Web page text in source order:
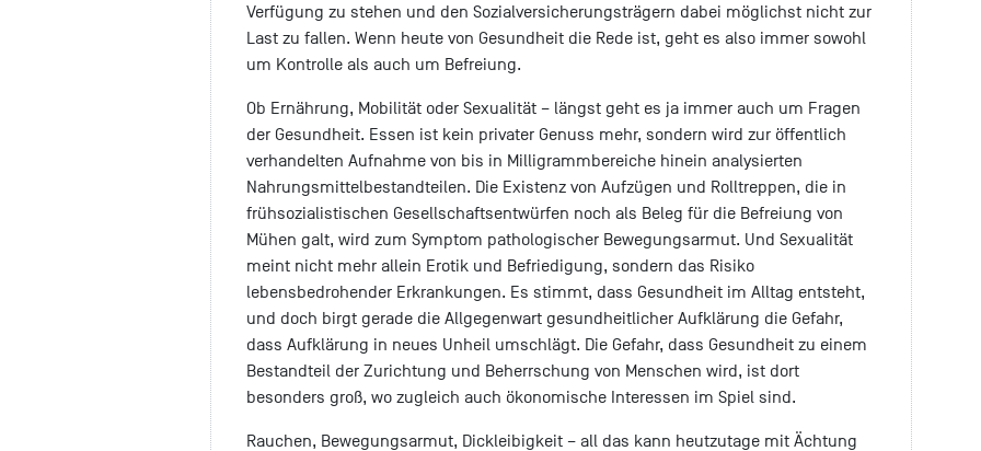
Verfügung zu stehen und den Sozialversicherungsträgern dabei möglichst nicht zur
Last zu fallen. Wenn heute von Gesundheit die Rede ist, geht es also immer sowohl
um Kontrolle als auch um Befreiung.
Ob Ernährung, Mobilität oder Sexualität – längst geht es ja immer auch um Fragen
der Gesundheit. Essen ist kein privater Genuss mehr, sondern wird zur öffentlich
verhandelten Aufnahme von bis in Milligrammbereiche hinein analysierten
Nahrungsmittelbestandteilen. Die Existenz von Aufzügen und Rolltreppen, die in
frühsozialistischen Gesellschaftsentwürfen noch als Beleg für die Befreiung von
Mühen galt, wird zum Symptom pathologischer Bewegungsarmut. Und Sexualität
meint nicht mehr allein Erotik und Befriedigung, sondern das Risiko
lebensbedrohender Erkrankungen. Es stimmt, dass Gesundheit im Alltag entsteht,
und doch birgt gerade die Allgegenwart gesundheitlicher Aufklärung die Gefahr,
dass Aufklärung in neues Unheil umschlägt. Die Gefahr, dass Gesundheit zu einem
Bestandteil der Zurichtung und Beherrschung von Menschen wird, ist dort
besonders groß, wo zugleich auch ökonomische Interessen im Spiel sind.
Rauchen, Bewegungsarmut, Dickleibigkeit – all das kann heutzutage mit Ächtung